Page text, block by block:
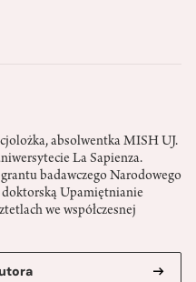
absolwentka MISH UJ.
La Sapienza.
badawczego Narodowego
doktorską Upamiętnianie
we współczesnej